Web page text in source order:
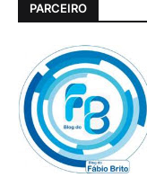
PARCEIRO